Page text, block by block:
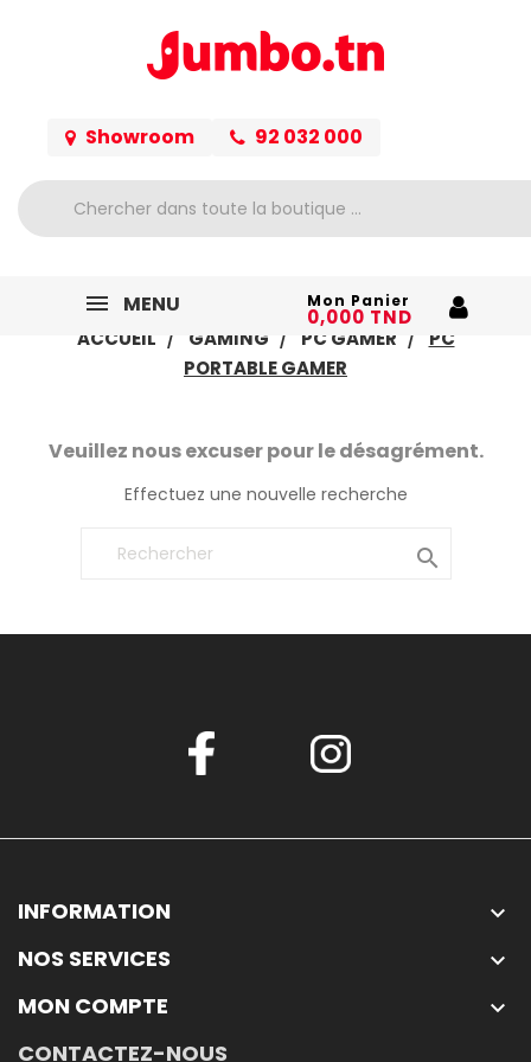
Showroom 92 032 000
MENU Mon Panier
0,000 TND
ACCUEIL
GAMING PC GAMER
PC
PORTABLE GAMER
Veuillez nous excuser pour le désagrément.
Effectuez une nouvelle recherche

INFORMATION 
NOS SERVICES 
MON COMPTE 
CONTACTEZ-NOUS